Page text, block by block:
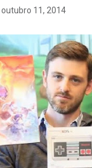
outubro 11, 2014